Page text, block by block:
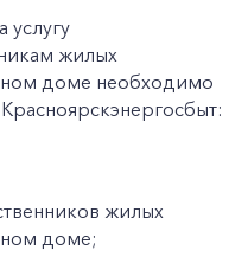
услугу
жилых
доме необходимо
жилых
доме;